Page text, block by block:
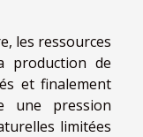
les ressources
production de
et finalement
une pression
limitées